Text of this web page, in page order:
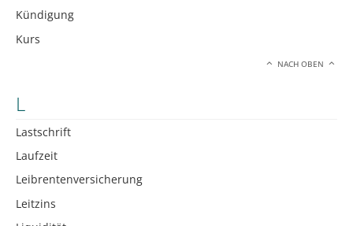
Kündigung
Kurs
NACH OBEN
L
Lastschrift
Laufzeit
Leibrentenversicherung
Leitzins